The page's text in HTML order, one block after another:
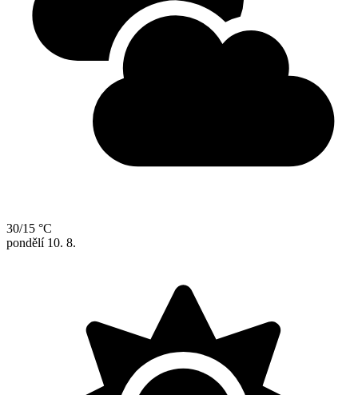
30/15 °C
pondělí 10. 8.